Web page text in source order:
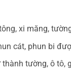
xi măng,
cát, phun bi
tường, ô tô,